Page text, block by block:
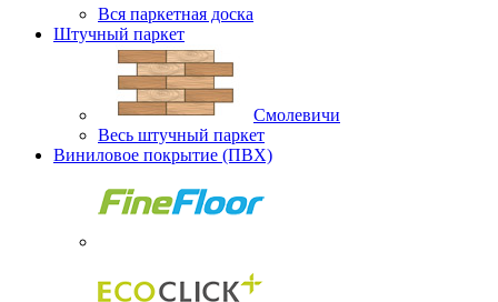
Вся паркетная доска
Штучный паркет
Смолевичи
Весь штучный паркет
Виниловое покрытие (ПВХ)